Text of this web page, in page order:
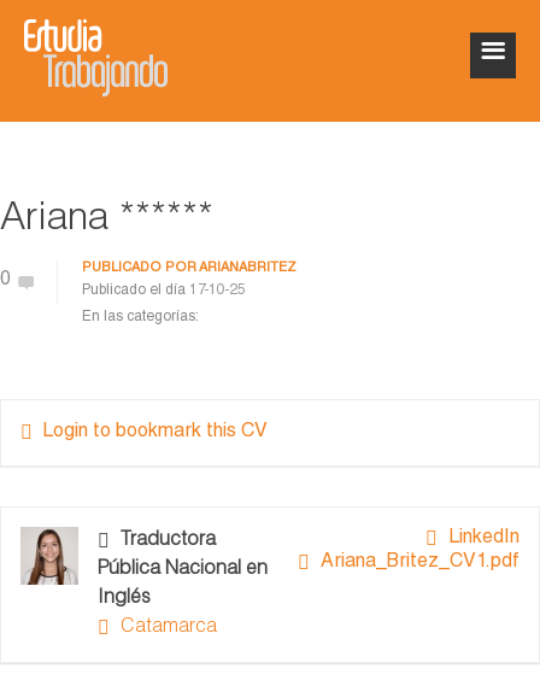
Ariana ******
0
PUBLICADO PORARIANABRITEZ
Publicado el día 17-10-25
En las categorías:
Login to bookmark this CV
LinkedIn
Ariana_Britez_CV1.pdf
Traductora
Pública Nacional en
Inglés
Catamarca